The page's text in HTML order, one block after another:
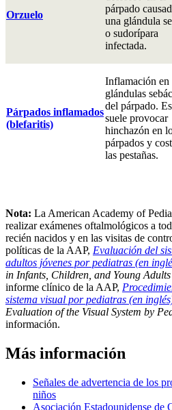
Orzuelo
párpado
una glándula
o sudorípara
infectada.
Párpados inflamados
(blefaritis)
Inflamación en
glándulas
del párpado.
suele provocar
hinchazón en
párpados y
las pestañas.
Nota: La American Academy of
realizar exámenes oftalmológicos a
recién nacidos y en las visitas de
políticas de la AAP, Evaluación del
adultos jóvenes por pediatras (en
in Infants, Children, and Young
informe clínico de la AAP,
sistema visual por pediatras (en
Evaluation of the Visual System by
información.
Más información
Señales de advertencia de los
niños
Asociación Estadounidense de